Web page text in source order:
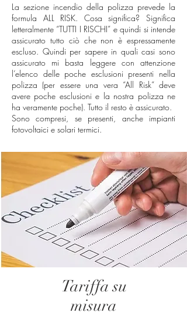
La sezione incendio della polizza prevede la
formula ALL RISK. Cosa significa? Significa
letteralmente “TUTTI I RISCHI” e quindi si intende
assicurato tutto ciò che non è espressamente
escluso. Quindi per sapere in quali casi sono
assicurato mi basta leggere con attenzione
l’elenco delle poche esclusioni presenti nella
polizza (per essere una vera “All Risk” deve
avere poche esclusioni e la nostra polizza ne
ha veramente poche). Tutto il resto è assicurato.
Sono compresi, se presenti, anche impianti
fotovoltaici e solari termici.
Tariffa su
misura